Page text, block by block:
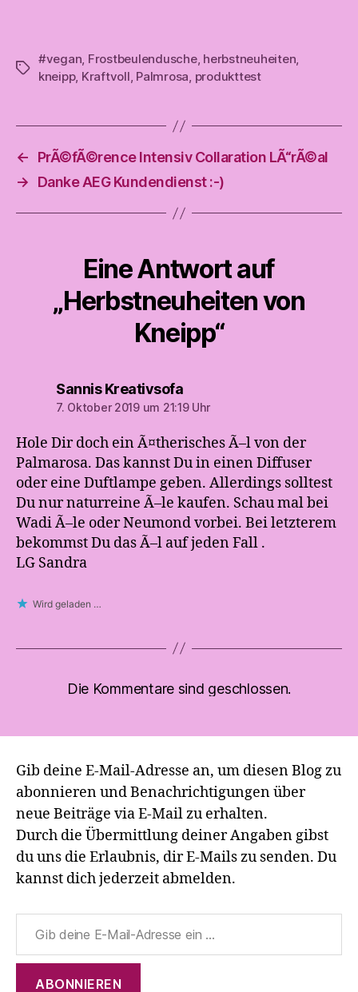
Schlagwörter
#vegan, Frostbeulendusche, herbstneuheiten,
kneipp, Kraftvoll, Palmrosa, produkttest
←
PrÃ©fÃ©rence Intensiv Collaration LÃ“rÃ©al
→
Danke AEG Kundendienst :-)
Eine Antwort auf
„Herbstneuheiten von
Kneipp“
Sannis Kreativsofasagt:
7. Oktober 2019 um 21:19 Uhr
Hole Dir doch ein Ã¤therisches Ã–l von der
Palmarosa. Das kannst Du in einen Diffuser
oder eine Duftlampe geben. Allerdings solltest
Du nur naturreine Ã–le kaufen. Schau mal bei
Wadi Ã–le oder Neumond vorbei. Bei letzterem
bekommst Du das Ã–l auf jeden Fall .
LG Sandra
Wird geladen …
Die Kommentare sind geschlossen.
Gib deine E-Mail-Adresse an, um diesen Blog zu
abonnieren und Benachrichtigungen über
neue Beiträge via E-Mail zu erhalten.
Durch die Übermittlung deiner Angaben gibst
du uns die Erlaubnis, dir E-Mails zu senden. Du
kannst dich jederzeit abmelden.
Gib deine E-Mail-Adresse ein ...
ABONNIEREN